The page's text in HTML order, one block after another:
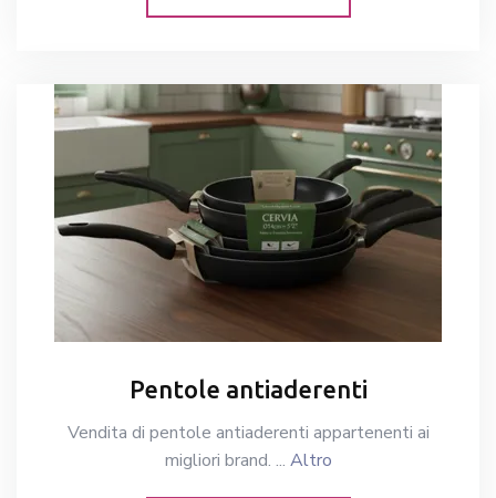
Pentole antiaderenti
Vendita di pentole antiaderenti appartenenti ai
migliori brand. ... Altro